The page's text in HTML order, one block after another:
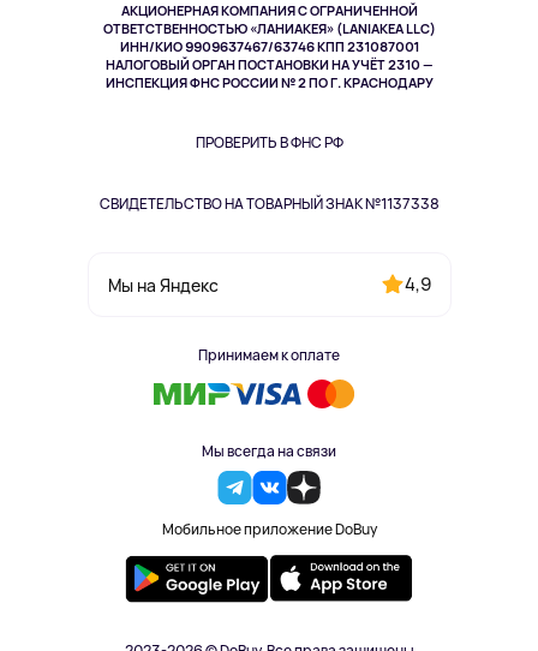
АКЦИОНЕРНАЯ КОМПАНИЯ С ОГРАНИЧЕННОЙ
ОТВЕТСТВЕННОСТЬЮ «ЛАНИАКЕЯ» (LANIAKEA LLC)
ИНН/КИО 9909637467/63746 КПП 231087001
НАЛОГОВЫЙ ОРГАН ПОСТАНОВКИ НА УЧЁТ 2310 —
ИНСПЕКЦИЯ ФНС РОССИИ № 2 ПО Г. КРАСНОДАРУ
ПРОВЕРИТЬ В ФНС РФ
СВИДЕТЕЛЬСТВО НА ТОВАРНЫЙ ЗНАК №1137338
Мы на Яндекс 4,9
Принимаем к оплате
Мы всегда на связи
Мобильное приложение DoBuy
Здоровье питомцев
Одежда и аксессуары